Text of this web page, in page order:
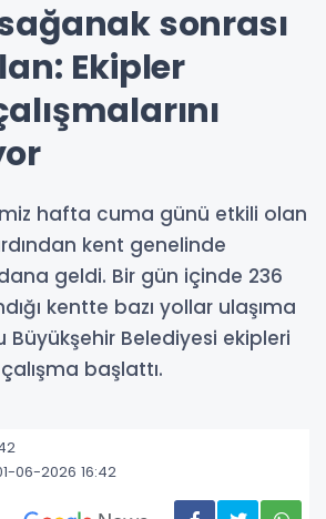
sonrası
Ekipler
hafta cuma günü etkili olan
kent genelinde
geldi. Bir gün içinde 236
kentte bazı yollar ulaşıma
Büyükşehir Belediyesi ekipleri
başlattı.
06-2026 16:42